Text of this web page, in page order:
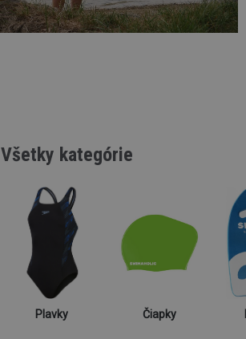
Všetky kategórie
Plavky Čiapky